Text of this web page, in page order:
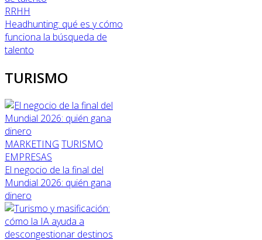
RRHH
Headhunting: qué es y cómo
funciona la búsqueda de
talento
TURISMO
MARKETING TURISMO
EMPRESAS
El negocio de la final del
Mundial 2026: quién gana
dinero